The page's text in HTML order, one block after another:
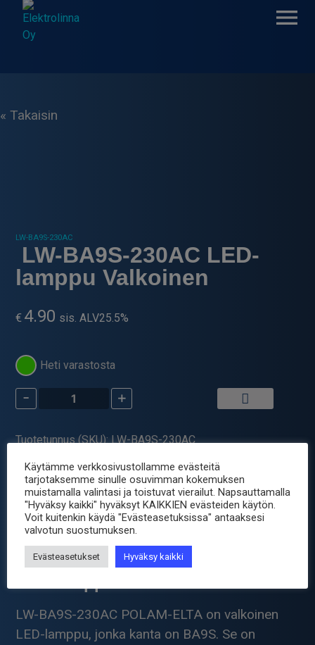
content
« Takaisin
LW-BA9S-230AC
LW-BA9S-230AC LED-
lamppu Valkoinen
€ 4.90 sis. ALV25.5%
Heti varastosta
-
LW-
BA9S-
LED-
lamppu
Valkoinen
määrä
+
Tuotetunnus (SKU):LW-BA9S-230AC
Avainsanat tuotteellelamppu,led
Tuotetiedot
POLAM-ELTA LW-BA9S-230AC
LW-BA9S-230AC POLAM-ELTA on valkoinen
LED-lamppu, jonka kanta on BA9S. Se on
Käytämme verkkosivustollamme evästeitä
tarjotaksemme sinulle osuvimman kokemuksen
muistamalla valintasi ja toistuvat vierailut. Napsauttamalla
"Hyväksy kaikki" hyväksyt KAIKKIEN evästeiden käytön.
Voit kuitenkin käydä "Evästeasetuksissa" antaaksesi
valvotun suostumuksen.
Evästeasetukset Hyväksy kaikki